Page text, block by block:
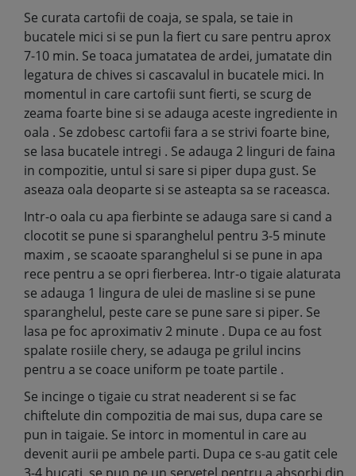
Se curata cartofii de coaja, se spala, se taie in
bucatele mici si se pun la fiert cu sare pentru aprox
7-10 min. Se toaca jumatatea de ardei, jumatate din
legatura de chives si cascavalul in bucatele mici. In
momentul in care cartofii sunt fierti, se scurg de
zeama foarte bine si se adauga aceste ingrediente in
oala . Se zdobesc cartofii fara a se strivi foarte bine,
se lasa bucatele intregi . Se adauga 2 linguri de faina
in compozitie, untul si sare si piper dupa gust. Se
aseaza oala deoparte si se asteapta sa se raceasca.
Intr-o oala cu apa fierbinte se adauga sare si cand a
clocotit se pune si sparanghelul pentru 3-5 minute
maxim , se scaoate sparanghelul si se pune in apa
rece pentru a se opri fierberea. Intr-o tigaie alaturata
se adauga 1 lingura de ulei de masline si se pune
sparanghelul, peste care se pune sare si piper. Se
lasa pe foc aproximativ 2 minute . Dupa ce au fost
spalate rosiile chery, se adauga pe grilul incins
pentru a se coace uniform pe toate partile .
Se incinge o tigaie cu strat neaderent si se fac
chiftelute din compozitia de mai sus, dupa care se
pun in taigaie. Se intorc in momentul in care au
devenit aurii pe ambele parti. Dupa ce s-au gatit cele